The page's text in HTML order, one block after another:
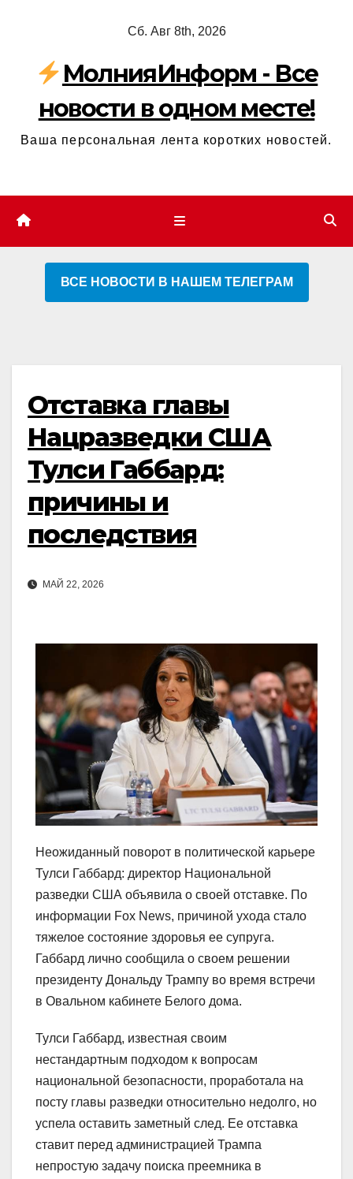
содержимому
Сб. Авг 8th, 2026
МолнияИнформ - Все
новости в одном месте!
Ваша персональная лента коротких новостей.
ВСЕ НОВОСТИ В НАШЕМ ТЕЛЕГРАМ
Отставка главы
Нацразведки США
Тулси Габбард:
причины и
последствия
МАЙ 22, 2026
Неожиданный поворот в политической карьере
Тулси Габбард: директор Национальной
разведки США объявила о своей отставке. По
информации Fox News, причиной ухода стало
тяжелое состояние здоровья ее супруга.
Габбард лично сообщила о своем решении
президенту Дональду Трампу во время встречи
в Овальном кабинете Белого дома.
Тулси Габбард, известная своим
нестандартным подходом к вопросам
национальной безопасности, проработала на
посту главы разведки относительно недолго, но
успела оставить заметный след. Ее отставка
ставит перед администрацией Трампа
непростую задачу поиска преемника в